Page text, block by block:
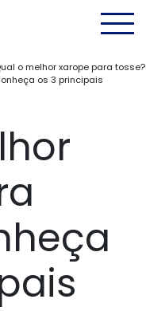
o melhor xarope para tosse?
os 3 principais